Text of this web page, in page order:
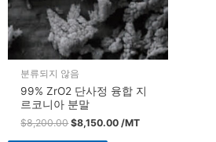
분류되지 않음
99% ZrO2 단사정 융합 지
르코니아 분말
$8,200.00 $8,150.00 /MT